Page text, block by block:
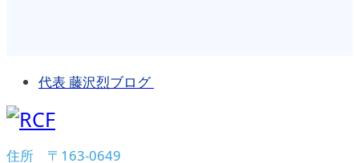
代表 藤沢烈ブログ
住所 〒163-0649